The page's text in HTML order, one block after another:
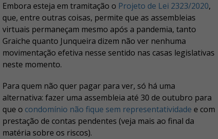
Embora esteja em tramitação o Projeto de Lei 2323/2020,
que, entre outras coisas, permite que as assembleias
virtuais permaneçam mesmo após a pandemia, tanto
Graiche quanto Junqueira dizem não ver nenhuma
movimentação efetiva nesse sentido nas casas legislativas
neste momento.
Para quem não quer pagar para ver, só há uma
alternativa: fazer uma assembleia até 30 de outubro para
que o condomínio não fique sem representatividade e com
prestação de contas pendentes (veja mais ao final da
matéria sobre os riscos).